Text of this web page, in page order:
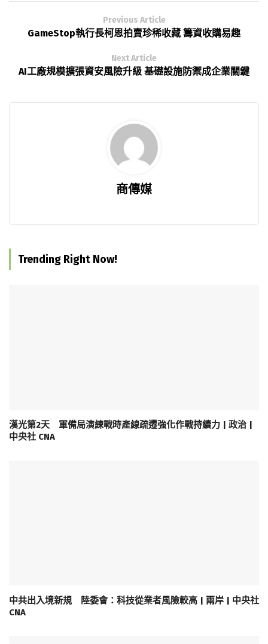
Previous Article
GameStop執行長柯恩拍賣珍稀收藏 籌資收購易趣
Next Article
AI工廠規模擴張資安風險升級 基礎設施防禦成企業關鍵
商傳媒
Trending Right Now!
漢光第2天 軍備局演練戰時產線疏遷強化作戰持續力 | 政治 |
中央社 CNA
中共出入境新規 陸委會：科技從業者風險較高 | 兩岸 | 中央社
CNA